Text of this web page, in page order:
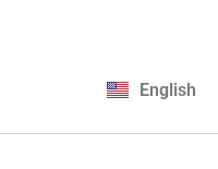
English